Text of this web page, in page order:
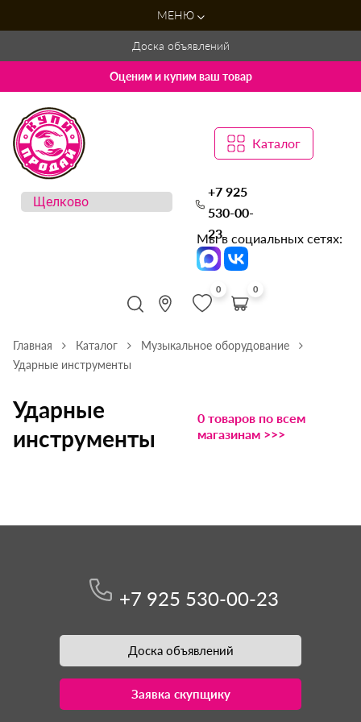
МЕНЮ
Доска объявлений
Оценим и купим ваш товар
Каталог
+7 925
530-00-
23
Мы в социальных сетях:
0 0
Главная Каталог
Музыкальное оборудование
Ударные инструменты
Ударные
инструменты
0 товаров по всем
магазинам >>>
+7 925 530-00-23
Доска объявлений
Заявка скупщику